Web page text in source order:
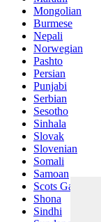
Mongolian
Burmese
Nepali
Norwegian
Pashto
Persian
Punjabi
Serbian
Sesotho
Sinhala
Slovak
Slovenian
Somali
Samoan
Scots Gaelic
Shona
Sindhi